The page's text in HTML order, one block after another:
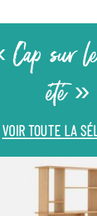
sur
été »
VOIR TOUTE LA